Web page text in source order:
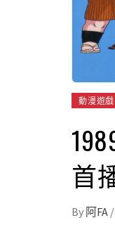
動漫遊戲
首
By 阿FA /